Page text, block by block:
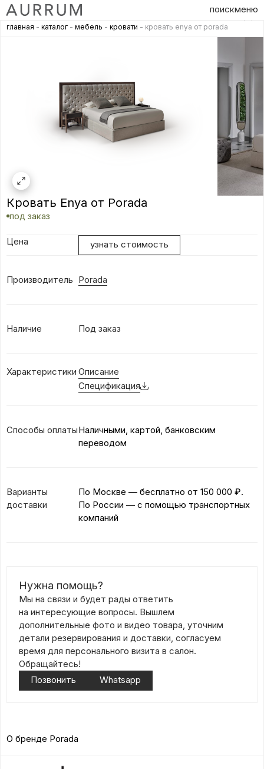
поискменю
главная - каталог - мебель - кровати - кровать enya от porada
Кровать Enya от Porada
под заказ
Цена узнать стоимость
Производитель Porada
Наличие Под заказ
Характеристики Описание
Спецификация
Способы оплатыНаличными, картой, банковским
переводом
Варианты
доставки
По Москве — бесплатно от 150 000 ₽.
По России — с помощью транспортных
компаний
Нужна помощь?
Мы на связи и будет рады ответить
на интересующие вопросы. Вышлем
дополнительные фото и видео товара, уточним
детали резервирования и доставки, согласуем
время для персонального визита в салон.
Обращайтесь!
Позвонить
Whatsapp
О бренде Porada